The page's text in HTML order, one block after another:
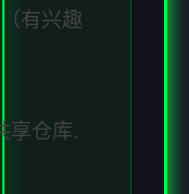
有兴趣
享仓库.